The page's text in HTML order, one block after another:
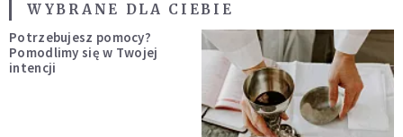
WYBRANE DLA CIEBIE
Potrzebujesz pomocy?
Pomodlimy się w Twojej
intencji